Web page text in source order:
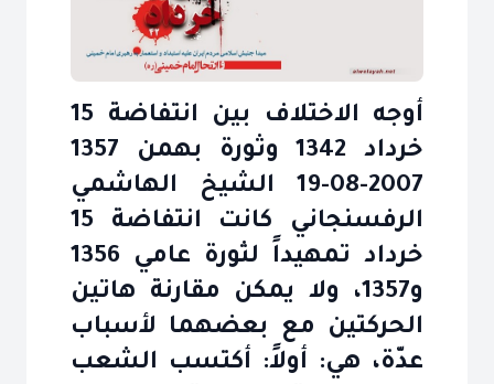
أوجه الاختلاف بين انتفاضة 15
خرداد 1342 وثورة بهمن 1357
2007-08-19 الشيخ الهاشمي
الرفسنجاني كانت انتفاضة 15
خرداد تمهيداً لثورة عامي 1356
و1357، ولا يمكن مقارنة هاتين
الحركتين مع بعضهما لأسباب
عدّة، هي: أولاً: أكتسب الشعب